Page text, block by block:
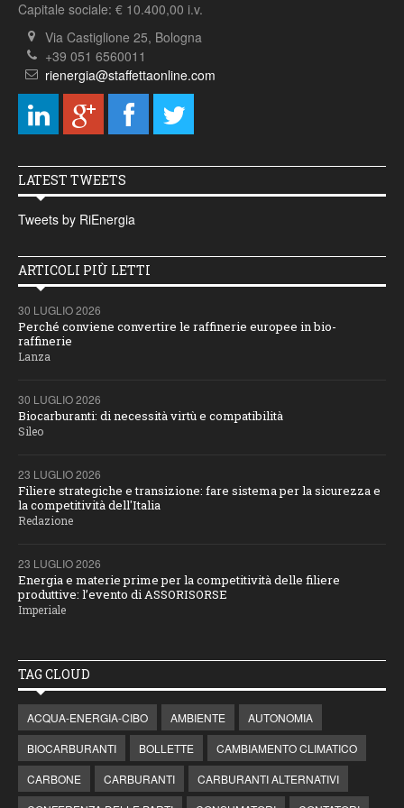
Capitale sociale: € 10.400,00 i.v.
Via Castiglione 25, Bologna
+39 051 6560011
rienergia@staffettaonline.com
LATEST TWEETS
Tweets by RiEnergia
ARTICOLI PIÙ LETTI
30 LUGLIO 2026
Perché conviene convertire le raffinerie europee in bio-
raffinerie
Lanza
30 LUGLIO 2026
Biocarburanti: di necessità virtù e compatibilità
Sileo
23 LUGLIO 2026
Filiere strategiche e transizione: fare sistema per la sicurezza e
la competitività dell'Italia
Redazione
23 LUGLIO 2026
Energia e materie prime per la competitività delle filiere
produttive: l’evento di ASSORISORSE
Imperiale
TAG CLOUD
ACQUA-ENERGIA-CIBO AMBIENTE
AUTONOMIA
BIOCARBURANTI
BOLLETTE
CAMBIAMENTO CLIMATICO
CARBONE
CARBURANTI
CARBURANTI ALTERNATIVI